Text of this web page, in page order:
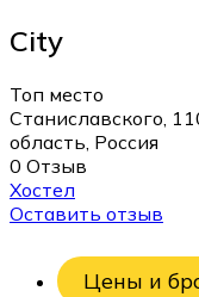
City
Топ место
Станиславского,
область, Россия
0 Отзыв
Хостел
Оставить отзыв
Цены и